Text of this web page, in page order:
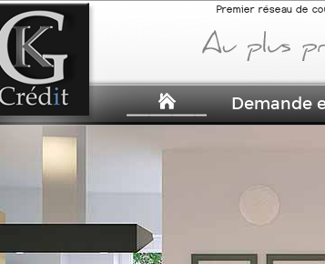
Premier réseau de
Demande